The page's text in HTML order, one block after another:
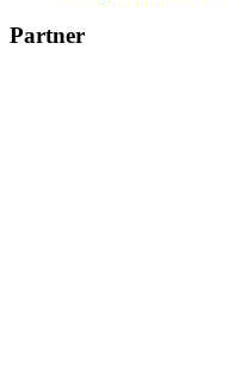
Partner